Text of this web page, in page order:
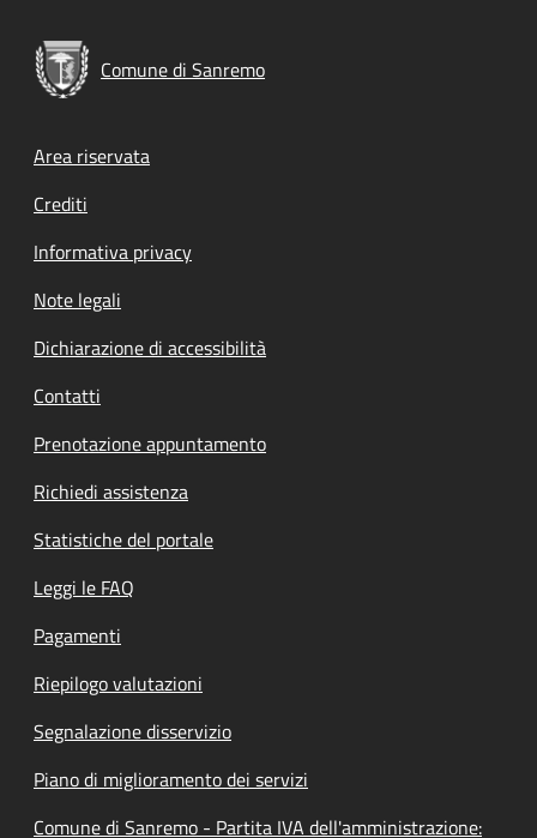
Comune di Sanremo
Footer menu
Area riservata
Crediti
Informativa privacy
Note legali
Dichiarazione di accessibilità
Contatti
Prenotazione appuntamento
Richiedi assistenza
Statistiche del portale
Leggi le FAQ
Pagamenti
Riepilogo valutazioni
Segnalazione disservizio
Piano di miglioramento dei servizi
Comune di Sanremo - Partita IVA dell'amministrazione: